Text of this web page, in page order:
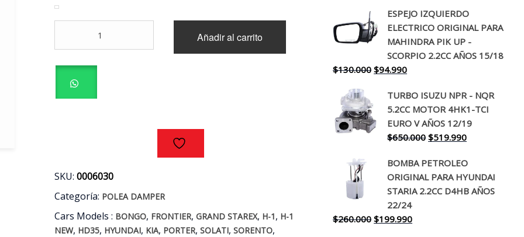
KIA
FRONTIER
HYUNDAI
PORTER
Añadir al carrito
SKU:0006030
Categoría: POLEA DAMPER
Cars Models : BONGO, FRONTIER,GRAND STAREX, H-1, H-1
NEW, HD35, HYUNDAI, KIA, PORTER,SOLATI,SORENTO,
ESPEJO IZQUIERDO
ELECTRICO ORIGINAL PARA
MAHINDRA PIK UP -
SCORPIO 2.2CC AÑOS 15/18
$130.000 El
original
era:
$130.000.
$94.990El
actual
es:
$94.990.
TURBO ISUZU NPR - NQR
5.2CC MOTOR 4HK1-TCI
EURO V AÑOS 12/19
$650.000 El
original
era:
$650.000.
$519.990El
actual
es:
$519.990.
BOMBA PETROLEO
ORIGINAL PARA HYUNDAI
STARIA 2.2CC D4HB AÑOS
22/24
$260.000 El
$199.990El